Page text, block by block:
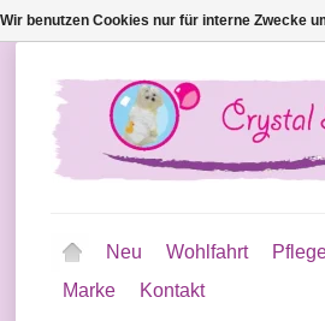
Neu Wohlfahrt
Marke
Kontakt
Wir benutzen Cookies nur für interne Zwecke